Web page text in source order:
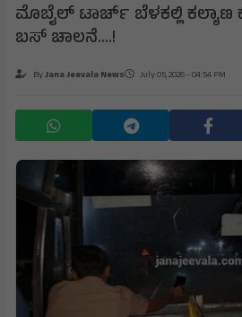
ಮೊಬೈಲ್ ಟಾರ್ಚ್ ಬೆಳಕಲ್ಲಿ‌ ಕಲ್ಯಾಣ
ಬಸ್ ಚಾಲನೆ....!
ByJana Jeevala News July 05, 2026 - 04:54 PM